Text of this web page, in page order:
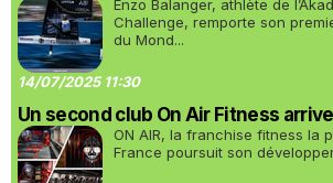
Enzo Balanger, athlète de
Challenge, remporte son
du Mond...
14/07/2025 11:30
Un second club On Air Fitness
ON AIR, la franchise fitness la
France poursuit son